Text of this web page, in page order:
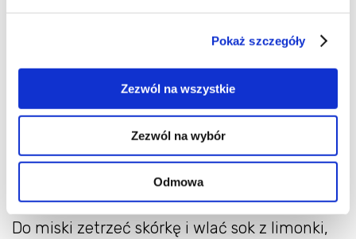
Pokaż szczegóły
Zezwól na wszystkie
Zezwól na wybór
Odmowa
Do miski zetrzeć skórkę i wlać sok z limonki,